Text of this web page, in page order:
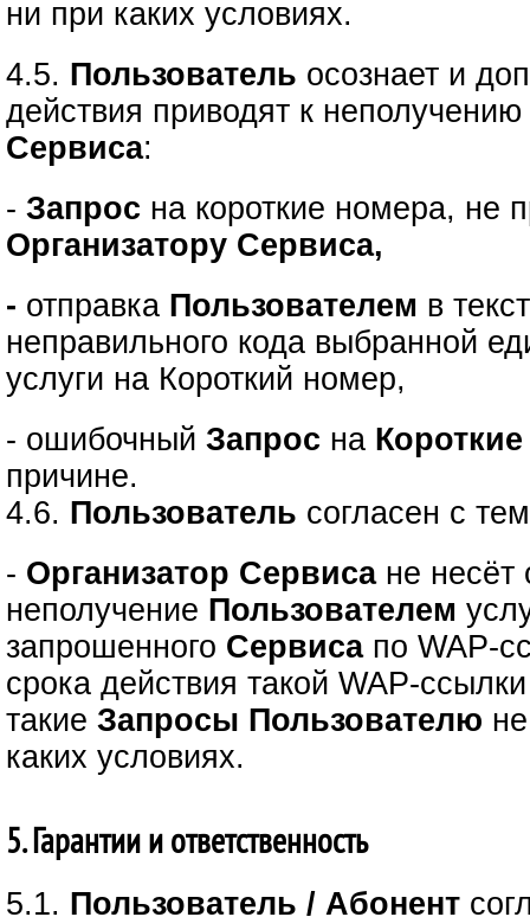
ни при каких условиях.
4.5. Пользователь осознает и
действия приводят к
Сервиса:
-Запрос на короткие номера, не
Организатору Сервиса,
- отправка Пользователем в
неправильного кода выбранной
услуги на Короткий номер,
- ошибочныйЗапрос на
причине.
4.6. Пользователь согласен с
- Организатор Сервиса не несёт
неполучение Пользователем
запрошенного Сервисапо WAP-
срока действия такой WAP-
такиеЗапросы Пользователю
каких условиях.
5. Гарантии и ответственность
5.1. Пользователь / Абонент